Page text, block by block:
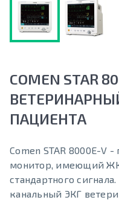
COMEN STAR
ПАЦИЕНТА
Comen STAR 8000E-V
монитор, имеющий
стандартного
канальный ЭКГ